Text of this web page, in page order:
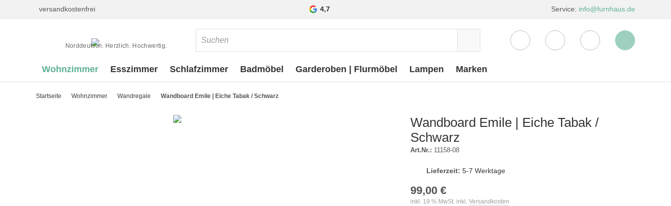
versandkostenfrei 4,7 Service: info@furnhaus.de
Norddeutsch. Herzlich. Hochwertig.
Wohnzimmer Esszimmer Schlafzimmer Badmöbel Garderoben | Flurmöbel Lampen Marken
Startseite Wohnzimmer Wandregale Wandboard Emile | Eiche Tabak / Schwarz
Wandboard Emile | Eiche Tabak /
Schwarz
Art.Nr.: 11158-08
Lieferzeit: 5-7 Werktage
99,00 €
inkl. 19 % MwSt. inkl. Versandkosten